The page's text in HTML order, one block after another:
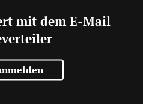
mit dem E-Mail